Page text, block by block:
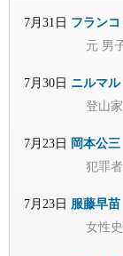
7月31日 フラン
元 男
7月30日 ニルマ
登山家
7月23日 岡本公三
犯罪
7月23日 服藤早苗
女性